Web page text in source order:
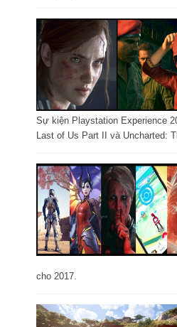
Sự kiện Playstation Experience
Last of Us Part II và Uncharted:
cho 2017.